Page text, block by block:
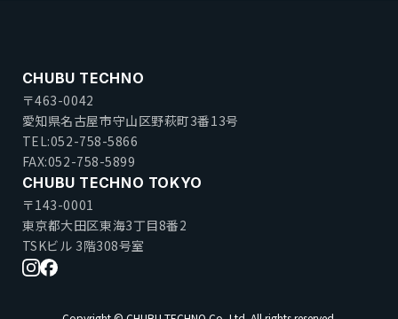
CHUBU TECHNO
〒463-0042
愛知県名古屋市守山区野萩町3番13号
TEL:052-758-5866
FAX:052-758-5899
CHUBU TECHNO TOKYO
〒143-0001
東京都大田区東海3丁目8番2
TSKビル 3階308号室